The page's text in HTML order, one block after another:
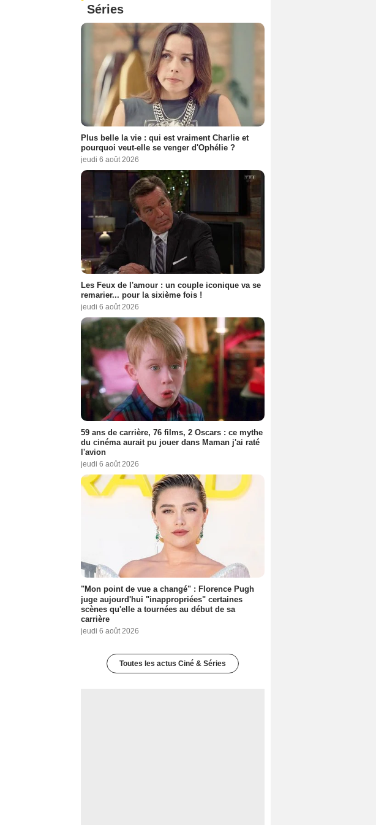
Séries
Plus belle la vie : qui est vraiment Charlie et
pourquoi veut-elle se venger d'Ophélie ?
jeudi 6 août 2026
Les Feux de l'amour : un couple iconique va se
remarier... pour la sixième fois !
jeudi 6 août 2026
59 ans de carrière, 76 films, 2 Oscars : ce mythe
du cinéma aurait pu jouer dans Maman j'ai raté
l'avion
jeudi 6 août 2026
"Mon point de vue a changé" : Florence Pugh
juge aujourd'hui "inappropriées" certaines
scènes qu'elle a tournées au début de sa
carrière
jeudi 6 août 2026
Toutes les actus Ciné & Séries